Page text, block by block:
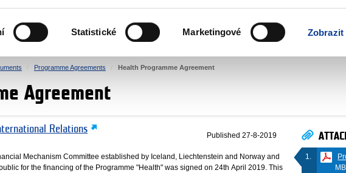
Statistické Marketingové Zobrazit
HUMAN RIGHTS JUSTICE HOME AFFAIRS
Programme Agreements Health Programme Agreement
Agreement
Relations
Published 27-8-2019
Mechanism Committee established by Iceland, Liechtenstein and Norway and
for the financing of the Programme "Health" was signed on 24th April 2019. This